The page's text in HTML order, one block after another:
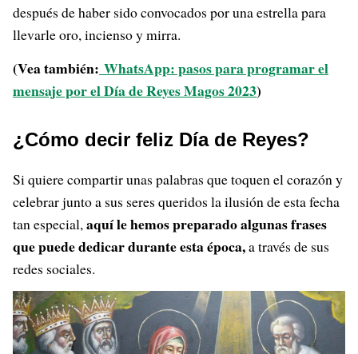
después de haber sido convocados por una estrella para
llevarle oro, incienso y mirra.
(Vea también: WhatsApp: pasos para programar el
mensaje por el Día de Reyes Magos 2023)
¿Cómo decir feliz Día de Reyes?
Si quiere compartir unas palabras que toquen el corazón y
celebrar junto a sus seres queridos la ilusión de esta fecha
tan especial,aquí le hemos preparado algunas frases
que puede dedicar durante esta época,a través de sus
redes sociales.